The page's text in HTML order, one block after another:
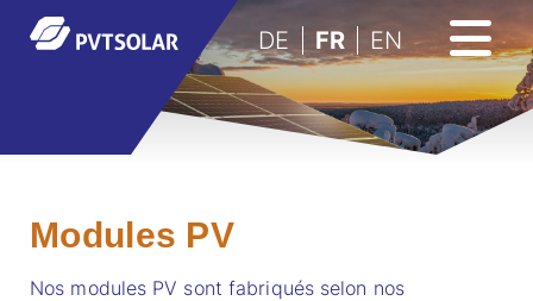
DE FR EN
Modules PV
Nos modules PV sont fabriqués selon nos